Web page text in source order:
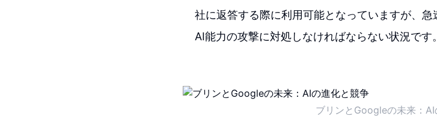
社に返答する際に利用可能となっていますが、
AI能力の攻撃に対処しなければならない状況です。
ブリンとGoogleの未来：